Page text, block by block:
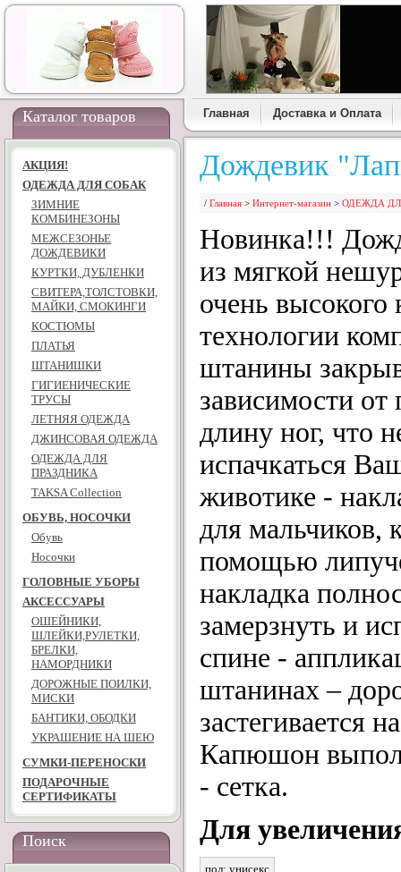
Каталог товаров
АКЦИЯ!
ОДЕЖДА ДЛЯ СОБАК
ЗИМНИЕ
КОМБИНЕЗОНЫ
МЕЖСЕЗОНЬЕ
ДОЖДЕВИКИ
КУРТКИ, ДУБЛЕНКИ
СВИТЕРА,ТОЛСТОВКИ,
МАЙКИ, СМОКИНГИ
КОСТЮМЫ
ПЛАТЬЯ
ШТАНИШКИ
ГИГИЕНИЧЕСКИЕ
ТРУСЫ
ЛЕТНЯЯ ОДЕЖДА
ДЖИНСОВАЯ ОДЕЖДА
ОДЕЖДА ДЛЯ
ПРАЗДНИКА
TAKSA Collection
ОБУВЬ, НОСОЧКИ
Обувь
Носочки
ГОЛОВНЫЕ УБОРЫ
АКСЕССУАРЫ
ОШЕЙНИКИ,
ШЛЕЙКИ,РУЛЕТКИ,
БРЕЛКИ,
НАМОРДНИКИ
ДОРОЖНЫЕ ПОИЛКИ,
МИСКИ
БАНТИКИ, ОБОДКИ
УКРАШЕНИЕ НА ШЕЮ
СУМКИ-ПЕРЕНОСКИ
ПОДАРОЧНЫЕ
СЕРТИФИКАТЫ
Поиск
Главная Доставка и Оплата
Дождевик
/ Главная > Интернет-магазин > ОДЕЖДА
Новинка!!!
из мягкой
очень высокого
технологии
штанины
зависимости
длину ног, что
испачкаться
животике -
для мальчиков,
помощью
накладка
замерзнуть и
спине -
штанинах –
застегивается
Капюшон
- сетка.
Для
пол: унисекс